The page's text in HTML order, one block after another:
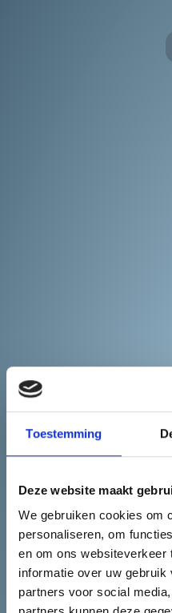
Toestemming
Deze website maakt
We gebruiken cookies om
personaliseren, om
en om ons websiteverkeer
informatie over uw
partners voor social
butch’r
Best Deal